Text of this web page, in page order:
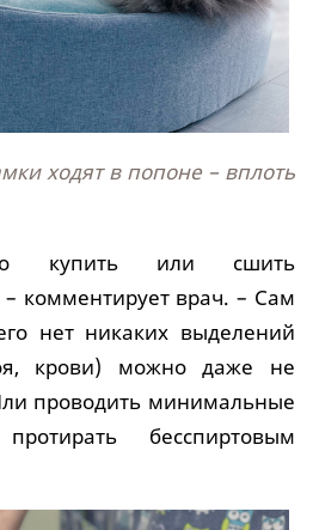
ходят в попоне – вплоть
купить или сшить
– комментирует врач. – Сам
нет никаких выделений
крови) можно даже не
проводить минимальные
бесспиртовым